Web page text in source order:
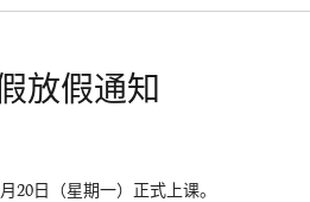
放假通知
20日（星期一）正式上课。